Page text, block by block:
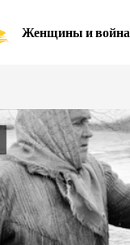
Женщины и война